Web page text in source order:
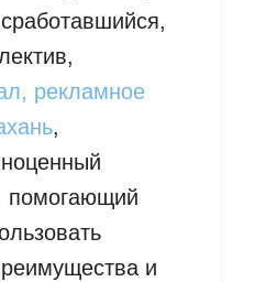
рекламное
,
помогающий
и